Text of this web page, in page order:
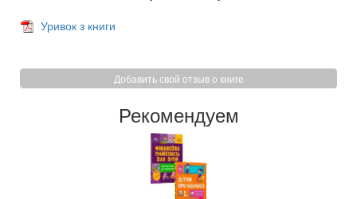
Уривок з книги
Добавить свой отзыв о книге
Рекомендуем